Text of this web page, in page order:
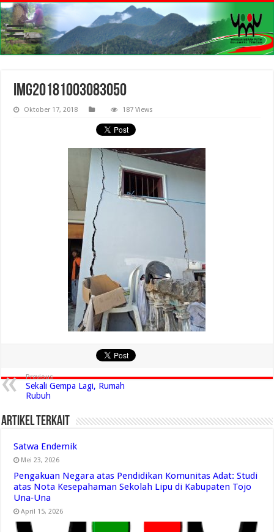
IMG20181003083050
Oktober 17, 2018 187 Views
Previous
Sekali Gempa Lagi, Rumah
Rubuh
Artikel Terkait
Satwa Endemik
Mei 23, 2026
Pengakuan Negara atas Pendidikan Komunitas Adat: Studi
atas Nota Kesepahaman Sekolah Lipu di Kabupaten Tojo
Una‑Una
April 15, 2026